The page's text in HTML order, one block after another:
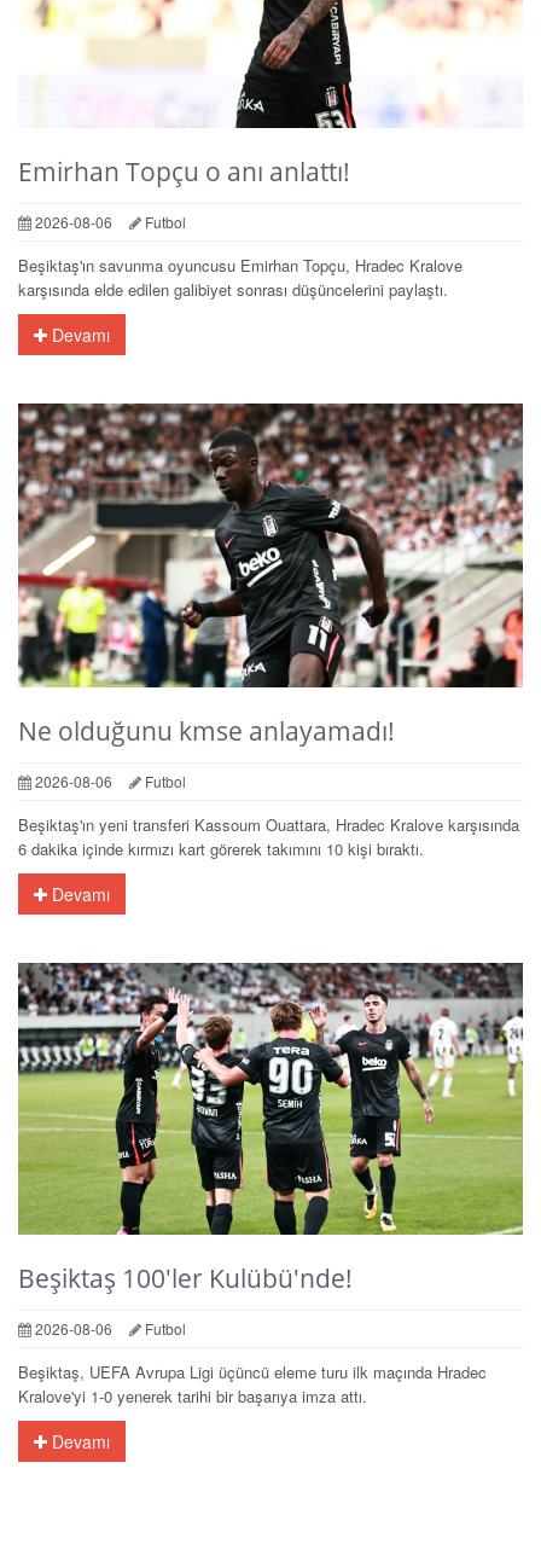
Emirhan Topçu o anı anlattı!
2026-08-06 Futbol
Beşiktaş'ın savunma oyuncusu Emirhan Topçu, Hradec Kralove
karşısında elde edilen galibiyet sonrası düşüncelerini paylaştı.
Devamı
Ne olduğunu kmse anlayamadı!
2026-08-06 Futbol
Beşiktaş'ın yeni transferi Kassoum Ouattara, Hradec Kralove karşısında
6 dakika içinde kırmızı kart görerek takımını 10 kişi bıraktı.
Devamı
Beşiktaş 100'ler Kulübü'nde!
2026-08-06 Futbol
Beşiktaş, UEFA Avrupa Ligi üçüncü eleme turu ilk maçında Hradec
Kralove'yi 1-0 yenerek tarihi bir başarıya imza attı.
Devamı